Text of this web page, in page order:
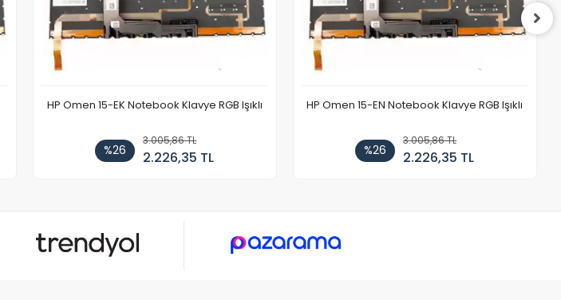
HP Omen 15-EK Notebook Klavye RGB Işıklı
%26
3.005,86 TL
2.226,35 TL
HP Omen 15-EN Notebook Klavye RGB Işıklı
%26
3.005,86 TL
2.226,35 TL